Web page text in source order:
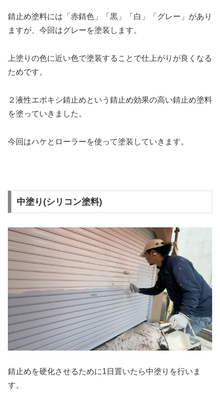
錆止め塗料には「赤錆色」「黒」「白」「グレー」があり
ますが、今回はグレーを塗装します。
上塗りの色に近い色で塗装することで仕上がりが良くなる
ためです。
２液性エポキシ錆止めという錆止め効果の高い錆止め塗料
を塗っていきました。
今回はハケとローラーを使って塗装していきます。
中塗り(シリコン塗料)
錆止めを硬化させるために1日置いたら中塗りを行いま
す。